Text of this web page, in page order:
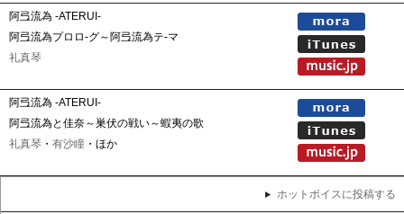
阿弖流為 -ATERUI-
阿弖流為プロロ-グ～阿弖流為テ-マ
礼真琴
阿弖流為 -ATERUI-
阿弖流為と佳奈～巣伏の戦い～蝦夷の歌
礼真琴 ・ 有沙瞳 ・ほか
ホットボイスに投稿する